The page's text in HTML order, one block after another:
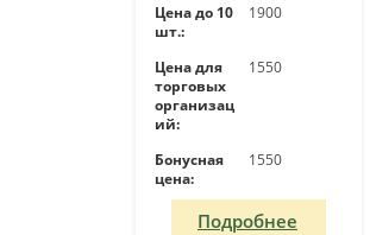
Цена до 10
шт.:
1900
Цена для
торговых
организац
ий:
1550
Бонусная
цена:
1550
Подробнее